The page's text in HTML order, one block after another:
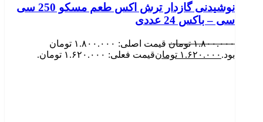
نوشیدنی گازدار ترش اکس طعم مسکو 250 سی
سی – باکس 24 عددی
۱.۸۰۰.۰۰۰ تومان
قیمت اصلی: ۱.۸۰۰.۰۰۰ تومان
بود. ۱.۶۲۰.۰۰۰ تومانقیمت فعلی: ۱.۶۲۰.۰۰۰ تومان.